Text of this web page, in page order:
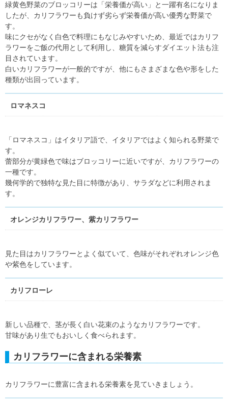
緑黄色野菜のブロッコリーは「栄養価が高い」と一躍有名になりま
したが、カリフラワーも負けず劣らず栄養価が高い優秀な野菜で
す。
味にクセがなく白色で料理にもなじみやすいため、最近ではカリフ
ラワーをご飯の代用として利用し、糖質を減らすダイエット法も注
目されています。
白いカリフラワーが一般的ですが、他にもさまざまな色や形をした
種類が出回っています。
ロマネスコ
「ロマネスコ」はイタリア語で、イタリアではよく知られる野菜で
す。
蕾部分が黄緑色で味はブロッコリーに近いですが、カリフラワーの
一種です。
幾何学的で独特な見た目に特徴があり、サラダなどに利用されま
す。
オレンジカリフラワー、紫カリフラワー
見た目はカリフラワーとよく似ていて、色味がそれぞれオレンジ色
や紫色をしています。
カリフローレ
新しい品種で、茎が長く白い花束のようなカリフラワーです。
甘味があり生でもおいしく食べられます。
カリフラワーに含まれる栄養素
カリフラワーに豊富に含まれる栄養素を見ていきましょう。